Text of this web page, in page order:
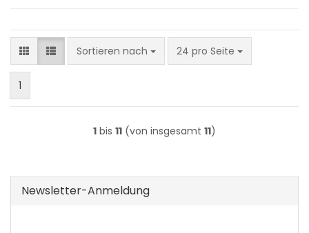
Sortieren nach
Sortieren nach 24 pro Seite
pro Seite
1
1 bis 11 (von insgesamt 11)
Newsletter-Anmeldung